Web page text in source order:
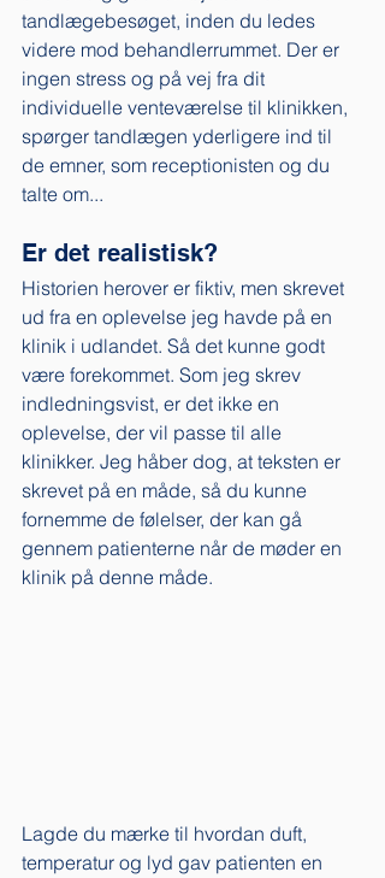
tandlægebesøget, inden du ledes
videre mod behandlerrummet. Der er
ingen stress og på vej fra dit
individuelle venteværelse til klinikken,
spørger tandlægen yderligere ind til
de emner, som receptionisten og du
talte om...
Er det realistisk?
Historien herover er fiktiv, men skrevet
ud fra en oplevelse jeg havde på en
klinik i udlandet. Så det kunne godt
være forekommet. Som jeg skrev
indledningsvist, er det ikke en
oplevelse, der vil passe til alle
klinikker. Jeg håber dog, at teksten er
skrevet på en måde, så du kunne
fornemme de følelser, der kan gå
gennem patienterne når de møder en
klinik på denne måde.
Lagde du mærke til hvordan duft,
temperatur og lyd gav patienten en